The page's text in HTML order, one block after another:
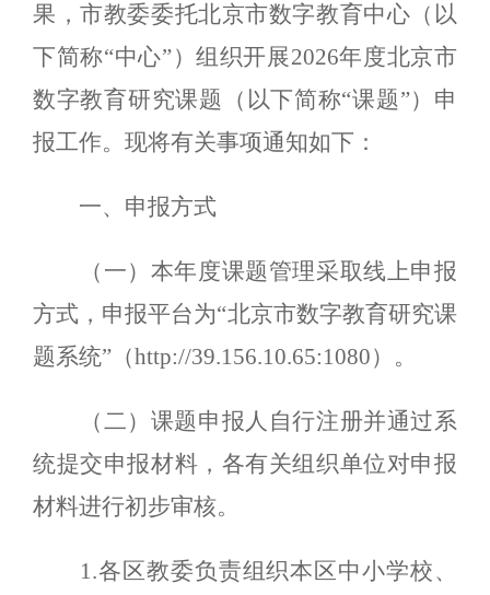
果，市教委委托北京市数字教育中心（以
下简称“中心”）组织开展2026年度北京市
数字教育研究课题（以下简称“课题”）申
报工作。现将有关事项通知如下：
一、申报方式
（一）本年度课题管理采取线上申报
方式，申报平台为“北京市数字教育研究课
题系统”（http://39.156.10.65:1080） 。
（二）课题申报人自行注册并通过系
统提交申报材料，各有关组织单位对申报
材料进行初步审核。
1.各区教委负责组织本区中小学校、